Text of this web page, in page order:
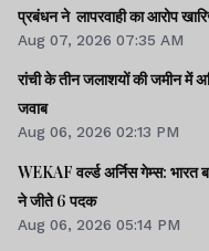
प्रबंधन ने
Aug 07, 2026 07:35 AM
रांची के तीन जलाशयों की जमीन में
जवाब
Aug 06, 2026 02:13 PM
WEKAF वर्ल्ड अर्निस गेम्स:
ने जीते 6 पदक
Aug 06, 2026 05:14 PM